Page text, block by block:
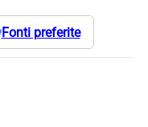
Fonti preferite